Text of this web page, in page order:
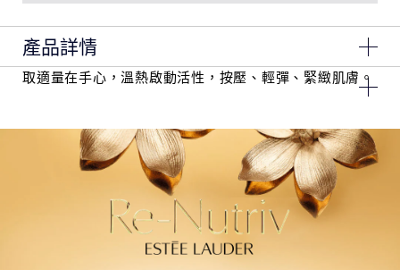
產品詳情
1.雅詩蘭黛第1瓶萃取喜馬拉雅極地冰晶花，萃取出珍稀
能協同膠原蛋白作用，鎖水力更強
2.獨家導入「不凋花賦活科技」，掌握肌膚修護黃金期，
恢復肌膚彈力
3.更為綿密的冰肌乳霜質地，一抹化水，鎖住肌膚水分，
打造完美保濕屏障
超越9成女性認可*使用後肌膚更彈性、滋潤、明亮、健康
取適量在手心，溫熱啟動活性，按壓、輕彈、緊緻肌膚。